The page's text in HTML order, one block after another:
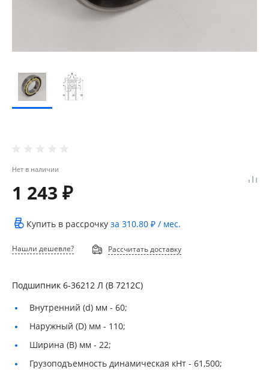
Нет в наличии
1 243 ₽
Купить в рассрочку за 310.80 ₽ / мес.
Нашли дешевле? Рассчитать доставку
Подшипник 6-36212 Л (В 7212С)
Внутренний (d) мм - 60;
Наружный (D) мм - 110;
Ширина (B) мм - 22;
Грузоподъемность динамическая кНт - 61,500;